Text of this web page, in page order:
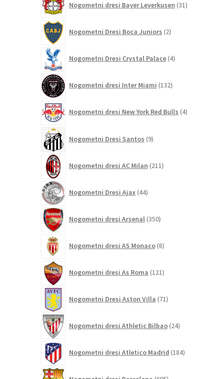
Nogometni dresi Bayer Leverkusen 31izdelkov
Nogometni Dresi Boca Juniors 2izdelka
Nogometni Dresi Crystal Palace 4izdelki
Nogometni dresi Inter Miami 132izdelkov
Nogometni dresi New York Red Bulls 4izdelki
Nogometni Dresi Santos 9izdelkov
Nogometni dresi AC Milan 211izdelkov
Nogometni Dresi Ajax 44izdelkov
Nogometni dresi Arsenal 350izdelkov
Nogometni dresi AS Monaco 8izdelkov
Nogometni dresi As Roma 121izdelkov
Nogometni Dresi Aston Villa 71izdelkov
Nogometni dresi Athletic Bilbao 24izdelkov
Nogometni dresi Atletico Madrid 184izdelkov